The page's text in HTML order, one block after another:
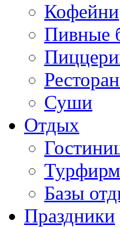
Кофейни
Пивные
Суши
Отдых
Базы
Праздники